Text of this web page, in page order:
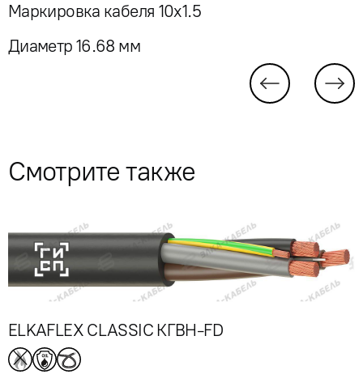
Маркировка кабеля 10x1.5
Диаметр 16.68 мм
Смотрите также
ELKAFLEX CLASSIC КГВН-FD